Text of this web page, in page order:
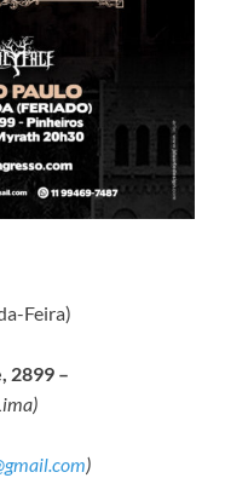
Feira)
2899 –
)